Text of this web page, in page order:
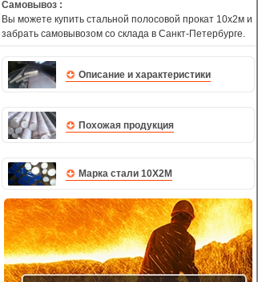
Самовывоз :
Вы можете купить стальной полосовой прокат 10х2м и
забрать самовывозом со склада в Санкт-Петербурге.
Описание и характеристики
Похожая продукция
Марка стали 10Х2М